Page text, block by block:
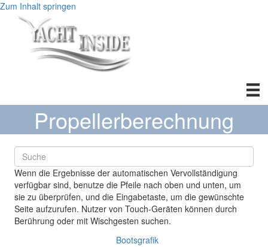
Zum Inhalt springen
Propellerberechnung
Wenn die Ergebnisse der automatischen Vervollständigung
verfügbar sind, benutze die Pfeile nach oben und unten, um
sie zu überprüfen, und die Eingabetaste, um die gewünschte
Seite aufzurufen. Nutzer von Touch-Geräten können durch
Berührung oder mit Wischgesten suchen.
Bootsgrafik